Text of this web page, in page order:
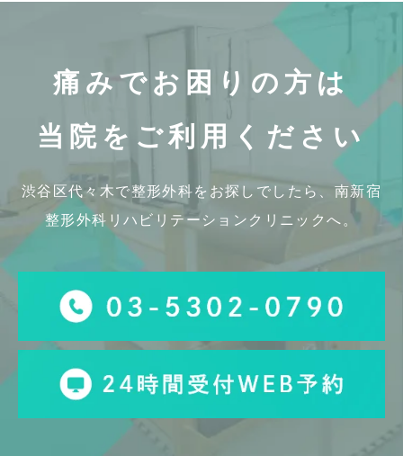
痛みでお困りの方は
当院をご利用ください
渋谷区代々木で整形外科をお探しでしたら、 南新宿
整形外科リハビリテーションクリニックへ。